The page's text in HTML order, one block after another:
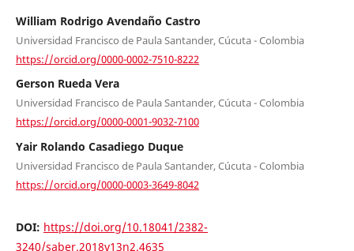
William Rodrigo Avendaño Castro
Universidad Francisco de Paula Santander, Cúcuta - Colombia
https://orcid.org/0000-0002-7510-8222
Gerson Rueda Vera
Universidad Francisco de Paula Santander, Cúcuta - Colombia
https://orcid.org/0000-0001-9032-7100
Yair Rolando Casadiego Duque
Universidad Francisco de Paula Santander, Cúcuta - Colombia
https://orcid.org/0000-0003-3649-8042
DOI: https://doi.org/10.18041/2382-
3240/saber.2018v13n2.4635